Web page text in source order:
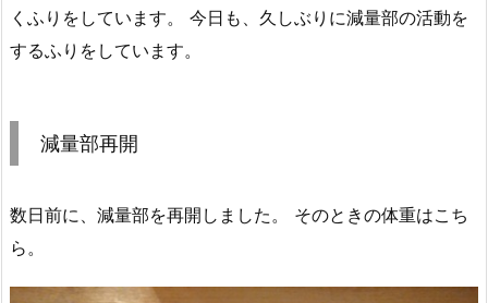
くふりをしています。 今日も、久しぶりに減量部の活動を
するふりをしています。
減量部再開
数日前に、減量部を再開しました。 そのときの体重はこち
ら。